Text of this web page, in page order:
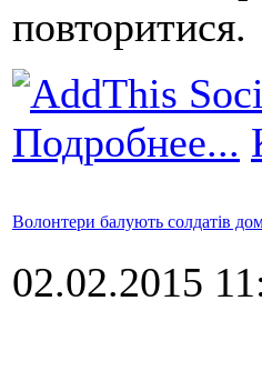
повторитися.
Подробнее...
Волонтери балують солдатів
02.02.2015